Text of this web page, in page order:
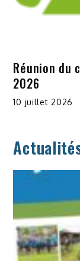
Réunion du
2026
10 juillet 2026